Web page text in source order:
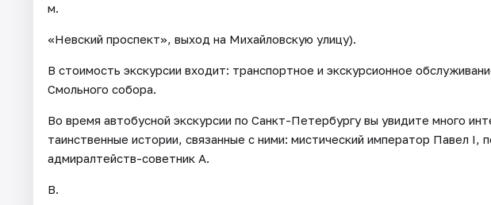
м.
«Невский проспект», выход на Михайловскую улицу).
В стоимость экскурсии входит: транспортное и экскурсионное
Смольного собора.
Во время автобусной экскурсии по Санкт-Петербургу вы увидите много
таинственные истории, связанные с ними: мистический император Павел I,
адмиралтейств-советник А.
В.